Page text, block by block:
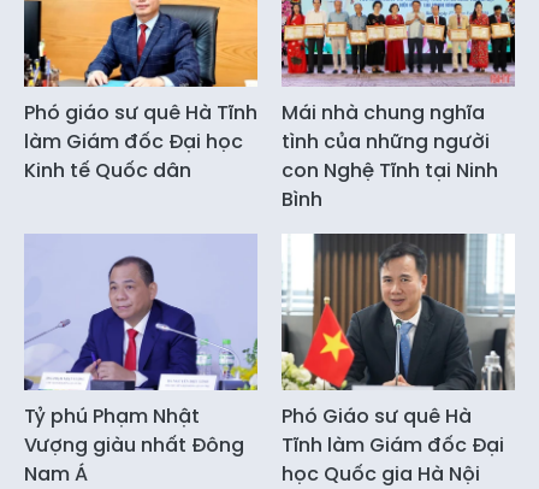
Phó giáo sư quê Hà Tĩnh
làm Giám đốc Đại học
Kinh tế Quốc dân
Mái nhà chung nghĩa
tình của những người
con Nghệ Tĩnh tại Ninh
Bình
Tỷ phú Phạm Nhật
Vượng giàu nhất Đông
Nam Á
Phó Giáo sư quê Hà
Tĩnh làm Giám đốc Đại
học Quốc gia Hà Nội